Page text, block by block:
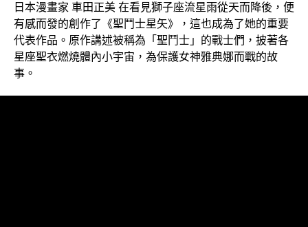
日本漫畫家 車田正美 在看見獅子座流星雨從天而降後，便
有感而發的創作了《聖鬥士星矢》，這也成為了她的重要
代表作品。原作講述被稱為「聖鬥士」的戰士們，披著各
星座聖衣燃燒體內小宇宙，為保護女神雅典娜而戰的故
事。